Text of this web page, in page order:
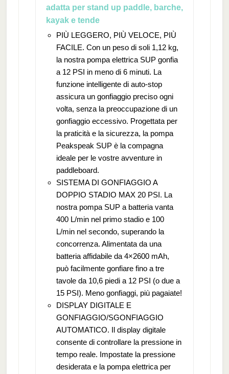
adatta per stand up paddle, barche,
kayak e tende
PIÙ LEGGERO, PIÙ VELOCE, PIÙ
FACILE. Con un peso di soli 1,12 kg,
la nostra pompa elettrica SUP gonfia
a 12 PSI in meno di 6 minuti. La
funzione intelligente di auto-stop
assicura un gonfiaggio preciso ogni
volta, senza la preoccupazione di un
gonfiaggio eccessivo. Progettata per
la praticità e la sicurezza, la pompa
Peakspeak SUP è la compagna
ideale per le vostre avventure in
paddleboard.
SISTEMA DI GONFIAGGIO A
DOPPIO STADIO MAX 20 PSI. La
nostra pompa SUP a batteria vanta
400 L/min nel primo stadio e 100
L/min nel secondo, superando la
concorrenza. Alimentata da una
batteria affidabile da 4×2600 mAh,
può facilmente gonfiare fino a tre
tavole da 10,6 piedi a 12 PSI (o due a
15 PSI). Meno gonfiaggi, più pagaiate!
DISPLAY DIGITALE E
GONFIAGGIO/SGONFIAGGIO
AUTOMATICO. Il display digitale
consente di controllare la pressione in
tempo reale. Impostate la pressione
desiderata e la pompa elettrica per